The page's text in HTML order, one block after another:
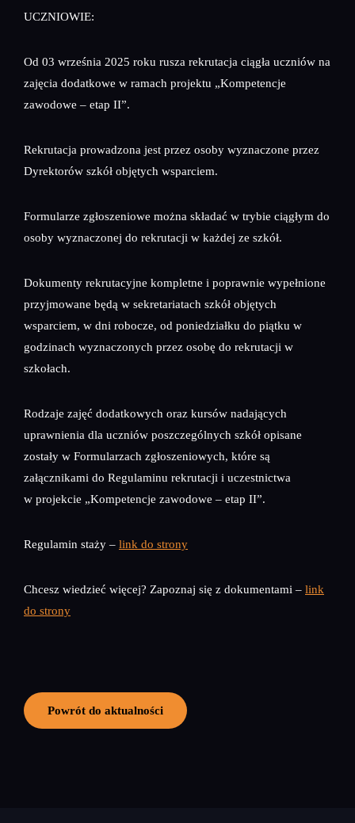
UCZNIOWIE:
Od 03 września 2025 roku rusza rekrutacja ciągła uczniów na
zajęcia dodatkowe w ramach projektu „Kompetencje
zawodowe – etap II”.
Rekrutacja prowadzona jest przez osoby wyznaczone przez
Dyrektorów szkół objętych wsparciem.
Formularze zgłoszeniowe można składać w trybie ciągłym do
osoby wyznaczonej do rekrutacji w każdej ze szkół.
Dokumenty rekrutacyjne kompletne i poprawnie wypełnione
przyjmowane będą w sekretariatach szkół objętych
wsparciem, w dni robocze, od poniedziałku do piątku w
godzinach wyznaczonych przez osobę do rekrutacji w
szkołach.
Rodzaje zajęć dodatkowych oraz kursów nadających
uprawnienia dla uczniów poszczególnych szkół opisane
zostały w Formularzach zgłoszeniowych, które są
załącznikami do Regulaminu rekrutacji i uczestnictwa
w projekcie „Kompetencje zawodowe – etap II”.
Regulamin staży – link do strony
Chcesz wiedzieć więcej? Zapoznaj się z dokumentami – link
do strony
Powrót do aktualności